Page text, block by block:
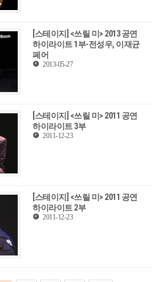
[스테이지] <쓰릴 미> 2013 공연
하이라이트 1부-전성우, 이재균
페어
2013-05-27
[스테이지] <쓰릴 미> 2011 공연
하이라이트 3부
2011-12-23
[스테이지] <쓰릴 미> 2011 공연
하이라이트 2부
2011-12-23